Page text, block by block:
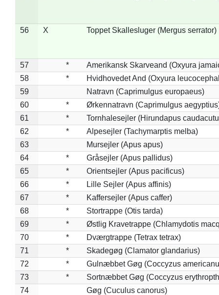
56 X Toppet Skallesluger (Mergus serrator)
57 *
Amerikansk Skarveand (Oxyura
58
*
Hvidhovedet And (Oxyura
59
Natravn (Caprimulgus europaeus)
60
*
Ørkennatravn (Caprimulgus
61
*
Tornhalesejler (Hirundapus
62
*
Alpesejler (Tachymarptis melba)
63
Mursejler (Apus apus)
64
*
Gråsejler (Apus pallidus)
65
*
Orientsejler (Apus pacificus)
66
*
Lille Sejler (Apus affinis)
67
*
Kaffersejler (Apus caffer)
68
*
Stortrappe (Otis tarda)
69
*
Østlig Kravetrappe (Chlamydotis
70
*
Dværgtrappe (Tetrax tetrax)
71
*
Skadegøg (Clamator glandarius)
72
*
Gulnæbbet Gøg (Coccyzus
73
*
Sortnæbbet Gøg (Coccyzus
74
Gøg (Cuculus canorus)